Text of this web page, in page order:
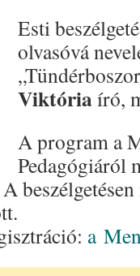
Esti
olvasóvá
Viktóriaíró,
A program a
Pedagógiáról
a